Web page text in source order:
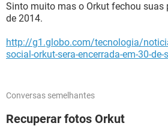
Sinto muito mas o Orkut fechou suas
de 2014.
http://g1.globo.com/tecnologia/
social-orkut-sera-encerrada-em-30-
Conversas semelhantes
Recuperar fotos Orkut